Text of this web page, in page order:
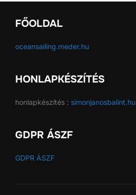
FŐOLDAL
oceansailing.meder.hu
HONLAPKÉSZÍTÉS
honlapkészítés : simonjanosbalint.hu
GDPR ÁSZF
GDPR ÁSZF